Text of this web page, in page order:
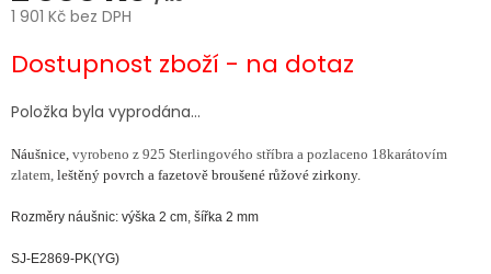
1 901 Kč bez DPH
cena:
Dostupnost zboží - na dotaz
Položka byla vyprodána…
Náušnice, vyrobeno z 925 Sterlingového stříbra a pozlaceno 18karátovím
zlatem, leštěný povrch a fazetově broušené růžové zirkony.
Rozměry náušnic: výška 2 cm, šířka 2 mm
SJ-E2869-PK(YG)